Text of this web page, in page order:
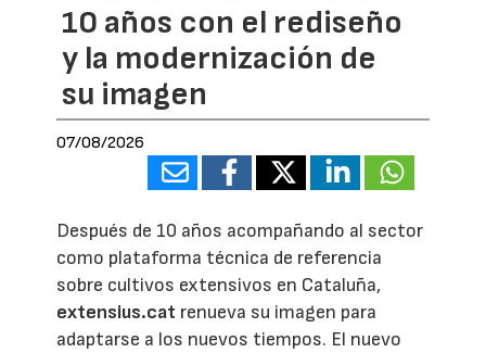
10 años con el rediseño
y la modernización de
su imagen
07/08/2026
Después de 10 años acompañando al sector
como plataforma técnica de referencia
sobre cultivos extensivos en Cataluña,
extensius.cat renueva su imagen para
adaptarse a los nuevos tiempos. El nuevo